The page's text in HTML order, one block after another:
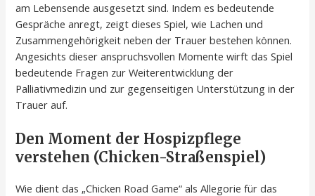
am Lebensende ausgesetzt sind. Indem es bedeutende
Gespräche anregt, zeigt dieses Spiel, wie Lachen und
Zusammengehörigkeit neben der Trauer bestehen können.
Angesichts dieser anspruchsvollen Momente wirft das Spiel
bedeutende Fragen zur Weiterentwicklung der
Palliativmedizin und zur gegenseitigen Unterstützung in der
Trauer auf.
Den Moment der Hospizpflege
verstehen (Chicken-Straßenspiel)
Wie dient das „Chicken Road Game“ als Allegorie für das